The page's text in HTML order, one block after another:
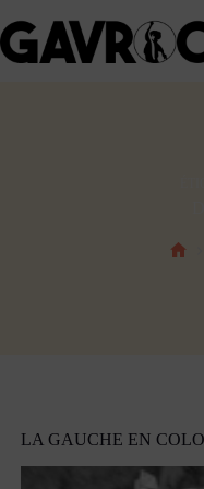
au
contenu
LA GAUCHE EN